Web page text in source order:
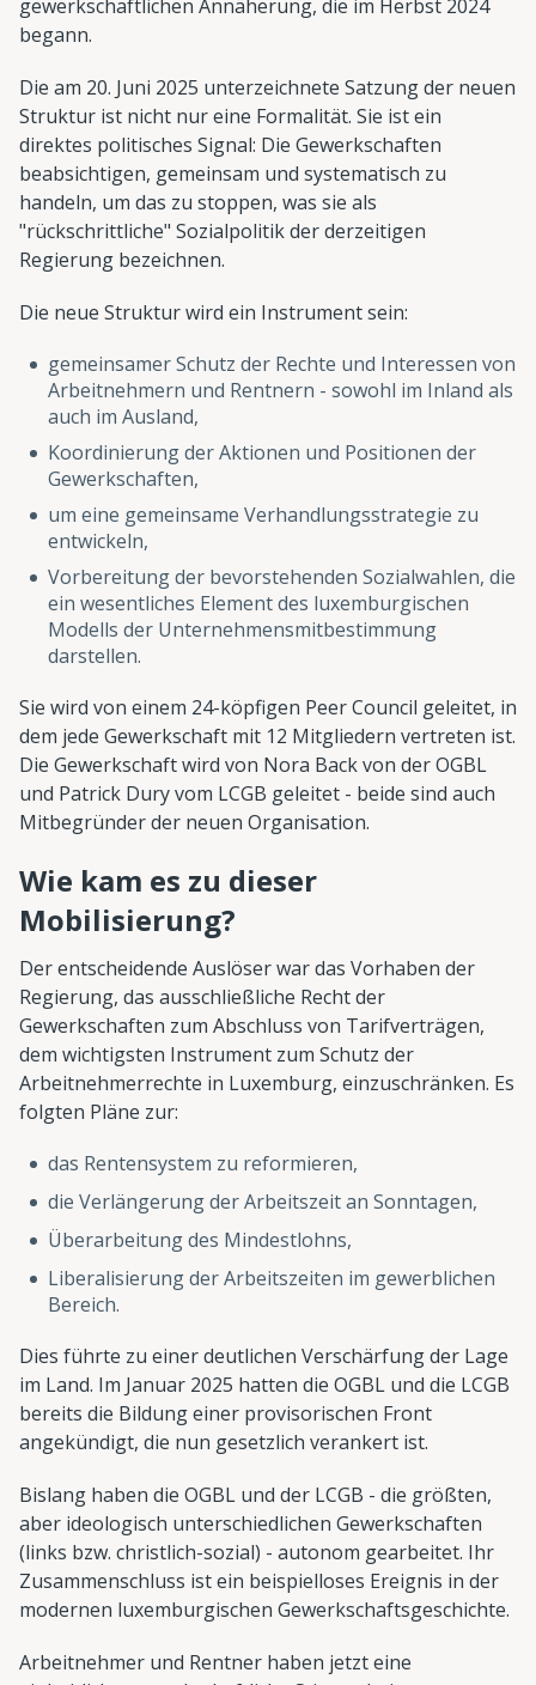
gewerkschaftlichen Annäherung, die im Herbst 2024
begann.
Die am 20. Juni 2025 unterzeichnete Satzung der neuen
Struktur ist nicht nur eine Formalität. Sie ist ein
direktes politisches Signal: Die Gewerkschaften
beabsichtigen, gemeinsam und systematisch zu
handeln, um das zu stoppen, was sie als
"rückschrittliche" Sozialpolitik der derzeitigen
Regierung bezeichnen.
Die neue Struktur wird ein Instrument sein:
gemeinsamer Schutz der Rechte und Interessen von
Arbeitnehmern und Rentnern - sowohl im Inland als
auch im Ausland,
Koordinierung der Aktionen und Positionen der
Gewerkschaften,
um eine gemeinsame Verhandlungsstrategie zu
entwickeln,
Vorbereitung der bevorstehenden Sozialwahlen, die
ein wesentliches Element des luxemburgischen
Modells der Unternehmensmitbestimmung
darstellen.
Sie wird von einem 24-köpfigen Peer Council geleitet, in
dem jede Gewerkschaft mit 12 Mitgliedern vertreten ist.
Die Gewerkschaft wird von Nora Back von der OGBL
und Patrick Dury vom LCGB geleitet - beide sind auch
Mitbegründer der neuen Organisation.
Wie kam es zu dieser
Mobilisierung?
Der entscheidende Auslöser war das Vorhaben der
Regierung, das ausschließliche Recht der
Gewerkschaften zum Abschluss von Tarifverträgen,
dem wichtigsten Instrument zum Schutz der
Arbeitnehmerrechte in Luxemburg, einzuschränken. Es
folgten Pläne zur:
das Rentensystem zu reformieren,
die Verlängerung der Arbeitszeit an Sonntagen,
Überarbeitung des Mindestlohns,
Liberalisierung der Arbeitszeiten im gewerblichen
Bereich.
Dies führte zu einer deutlichen Verschärfung der Lage
im Land. Im Januar 2025 hatten die OGBL und die LCGB
bereits die Bildung einer provisorischen Front
angekündigt, die nun gesetzlich verankert ist.
Bislang haben die OGBL und der LCGB - die größten,
aber ideologisch unterschiedlichen Gewerkschaften
(links bzw. christlich-sozial) - autonom gearbeitet. Ihr
Zusammenschluss ist ein beispielloses Ereignis in der
modernen luxemburgischen Gewerkschaftsgeschichte.
Arbeitnehmer und Rentner haben jetzt eine